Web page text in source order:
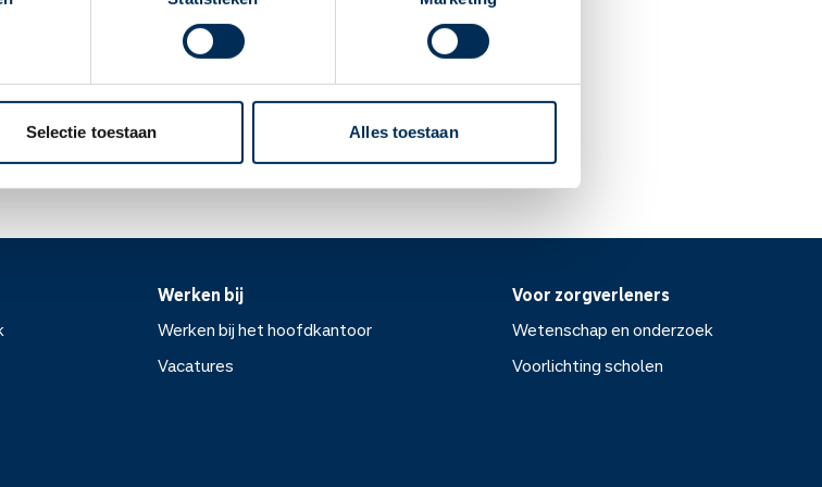
Selectie toestaan Alles toestaan
maanden na de behandeling niet zwanger worden. Mannen die
3 tot 4 maanden na de behandeling geen kind verwekken.
Werken bij
Werken bij het hoofdkantoor
Vacatures
Voor zorgverleners
Wetenschap en onderzoek
Voorlichting scholen